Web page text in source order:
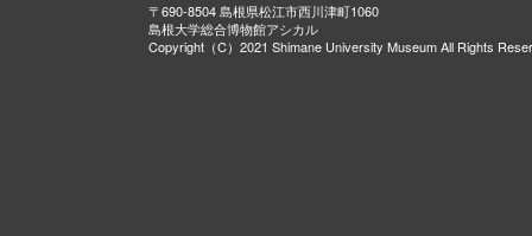
〒690-8504 島根県松江市西川津町1060
島根大学総合博物館アシカル
Copyright（C）2021 Shimane University Museum All Rights